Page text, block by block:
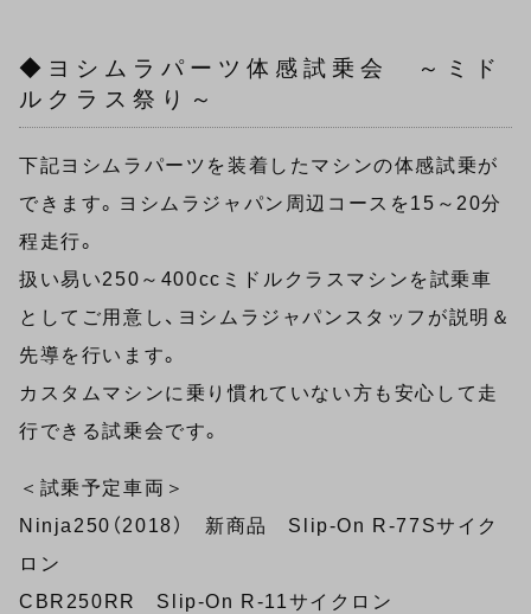
◆ヨシムラパーツ体感試乗会 ～ミド
ルクラス祭り～
下記ヨシムラパーツを装着したマシンの体感試乗が
できます。ヨシムラジャパン周辺コースを15～20分
程走行。
扱い易い250～400ccミドルクラスマシンを試乗車
としてご用意し、ヨシムラジャパンスタッフが説明＆
先導を行います。
カスタムマシンに乗り慣れていない方も安心して走
行できる試乗会です。
＜試乗予定車両＞
Ninja250（2018） 新商品 Slip-On R-77Sサイク
ロン
CBR250RR Slip-On R-11サイクロン